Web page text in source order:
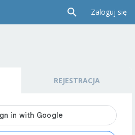
Zaloguj się
REJESTRACJA